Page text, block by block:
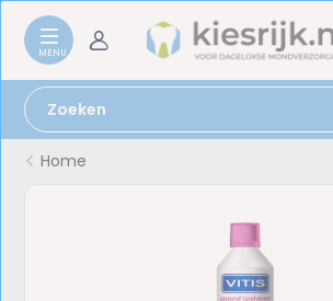
Home